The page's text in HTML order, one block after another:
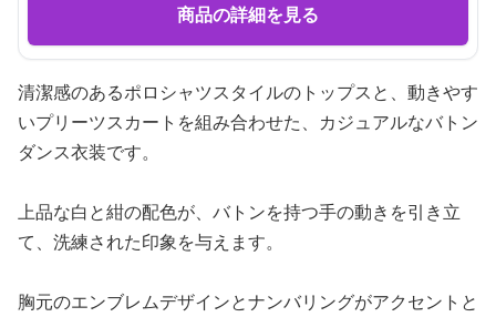
商品の詳細を見る
清潔感のあるポロシャツスタイルのトップスと、動きやす
いプリーツスカートを組み合わせた、カジュアルなバトン
ダンス衣装です。
上品な白と紺の配色が、バトンを持つ手の動きを引き立
て、洗練された印象を与えます。
胸元のエンブレムデザインとナンバリングがアクセントと